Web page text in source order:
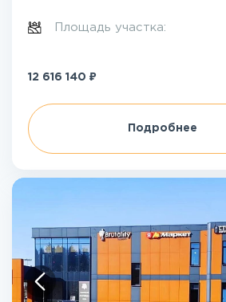
Площадь участка:
12 616 140 ₽
Подробнее